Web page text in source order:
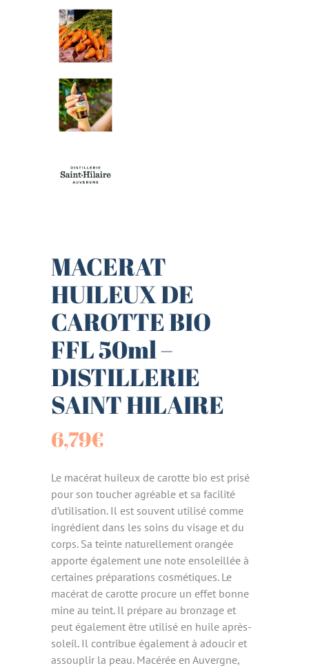
MACERAT
HUILEUX DE
CAROTTE BIO
FFL 50ml –
DISTILLERIE
SAINT HILAIRE
6,79€
Le macérat huileux de carotte bio est prisé
pour son toucher agréable et sa facilité
d’utilisation. Il est souvent utilisé comme
ingrédient dans les soins du visage et du
corps. Sa teinte naturellement orangée
apporte également une note ensoleillée à
certaines préparations cosmétiques. Le
macérat de carotte procure un effet bonne
mine au teint. Il prépare au bronzage et
peut également être utilisé en huile après-
soleil. Il contribue également à adoucir et
assouplir la peau. Macérée en Auvergne,